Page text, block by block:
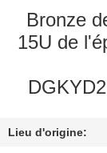
DE
NOUS
VISITE
Bronze
15U de
Lieu d'origine: